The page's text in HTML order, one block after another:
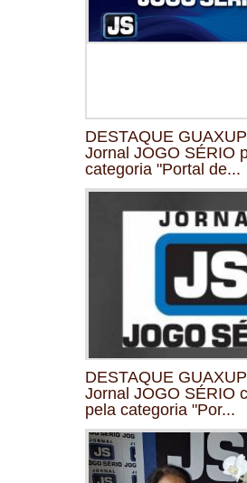
DESTAQUE
Jornal JOGO SÉRIO
categoria "Portal de...
DESTAQUE
Jornal JOGO SÉRIO
pela categoria "Por...